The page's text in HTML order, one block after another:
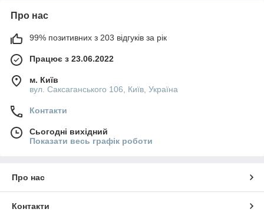
Про нас
99% позитивних з 203 відгуків за рік
Працює з 23.06.2022
м. Київ
вул. Саксаганського 106, Київ, Україна
Контакти
Сьогодні вихідний
Показати весь графік роботи
Про нас
Контакти